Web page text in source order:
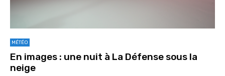
MÉTÉO
En images : une nuit à La Défense sous la
neige